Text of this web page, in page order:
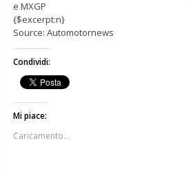
e MXGP
{$excerpt:n}
Source: Automotornews
Condividi:
Mi piace:
Caricamento...